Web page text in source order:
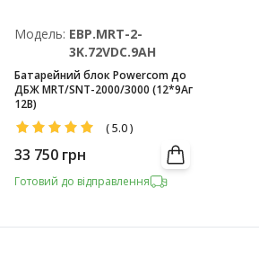
Модель: EBP.MRT-2-
3K.72VDC.9AH
Батарейний блок Powercom до
ДБЖ MRT/SNT-2000/3000 (12*9Аг
12В)
(5.0)
33 750 грн
Готовий до відправлення